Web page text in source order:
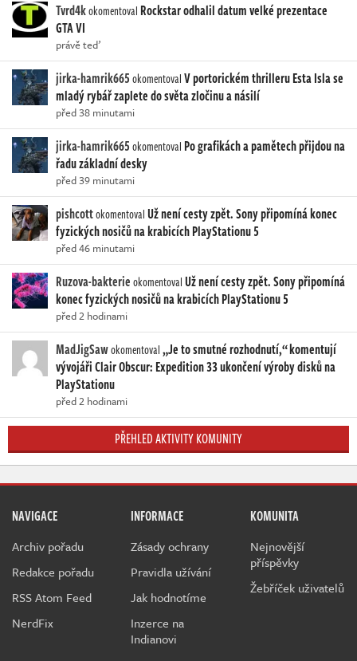
Tvrd4kokomentoval Rockstar odhalil datum velké prezentace
GTA VI
právě teď
jirka-hamrik665okomentovalV portorickém thrilleru Esta Isla se
mladý rybář zaplete do světa zločinu a násilí
před 38 minutami
jirka-hamrik665okomentoval Po grafikách a pamětech přijdou na
řadu základní desky
před 39 minutami
pishcottokomentovalUž není cesty zpět. Sony připomíná konec
fyzických nosičů na krabicích PlayStationu 5
před 46 minutami
Ruzova-bakterieokomentovalUž není cesty zpět. Sony připomíná
konec fyzických nosičů na krabicích PlayStationu 5
před 2 hodinami
MadJigSawokomentoval„Je to smutné rozhodnutí,“ komentují
vývojáři Clair Obscur: Expedition 33 ukončení výroby disků na
PlayStationu
před 2 hodinami
PŘEHLED AKTIVITY KOMUNITY
NAVIGACE
Archiv pořadu
Redakce pořadu
RSS Atom Feed
NerdFix
INFORMACE
Zásady ochrany
Pravidla užívání
Jak hodnotíme
Inzerce na
Indianovi
KOMUNITA
Nejnovější
příspěvky
Žebříček uživatelů